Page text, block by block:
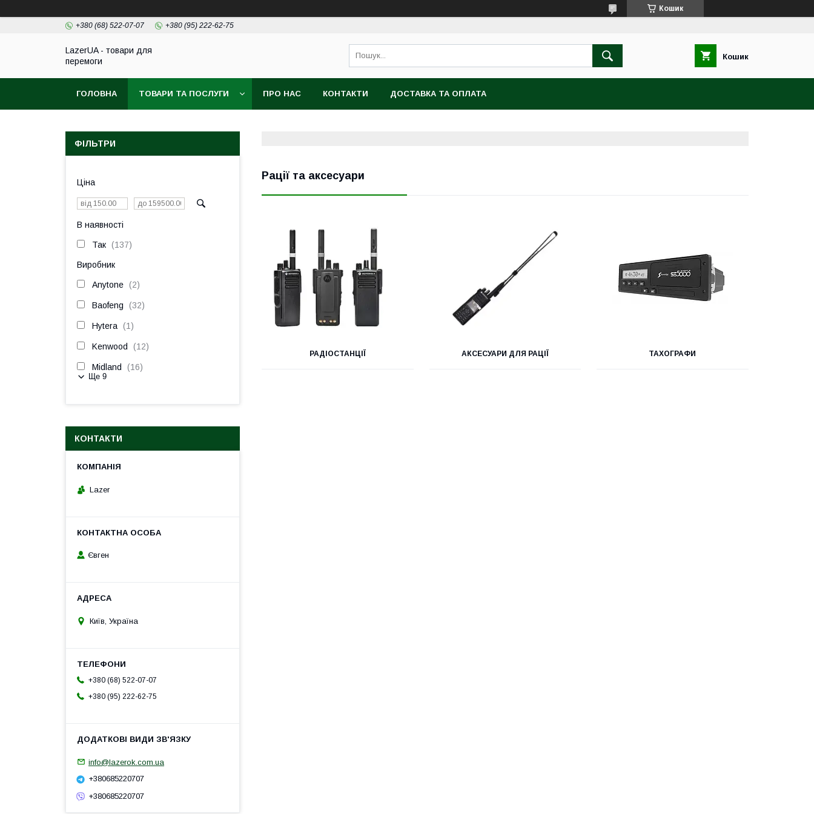
Кошик
+380 (68) 522-07-07 +380 (95) 222-62-75
LazerUA - товари для
перемоги
Кошик
ГОЛОВНА ТОВАРИ ТА ПОСЛУГИ ПРО НАС КОНТАКТИ ДОСТАВКА ТА ОПЛАТА
Рації та аксесуари
РАДІОСТАНЦІЇ АКСЕСУАРИ ДЛЯ РАЦІЇ ТАХОГРАФИ
ФІЛЬТРИ
Ціна
В наявності
Так 137
Виробник
Anytone 2
Baofeng 32
Hytera 1
Kenwood 12
Midland 16
Ще 9
КОНТАКТИ
Lazer
Євген
Київ, Україна
+380 (68) 522-07-07
+380 (95) 222-62-75
info@lazerok.com.ua
+380685220707
+380685220707